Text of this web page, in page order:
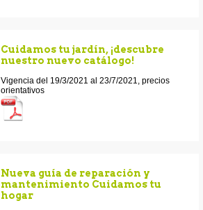
Cuidamos tu jardín, ¡descubre
nuestro nuevo catálogo!
Vigencia del 19/3/2021 al 23/7/2021, precios
orientativos
Nueva guía de reparación y
mantenimiento Cuidamos tu
hogar